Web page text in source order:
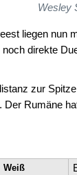
Wesley
liegen nun
direkte
zur
Rumäne
Weiß